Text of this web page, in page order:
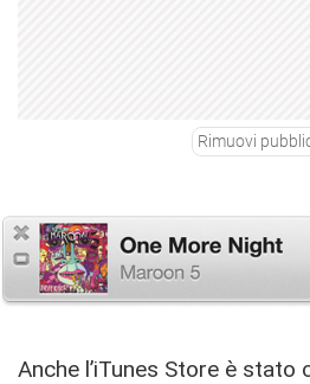
Rimuovi
Anche l’iTunes Store è